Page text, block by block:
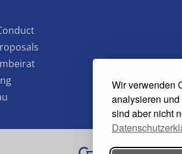
Wir verwenden
analysieren
sind aber nicht